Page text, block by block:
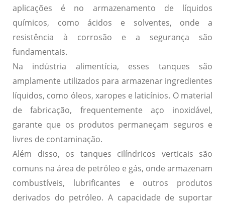
aplicações é no armazenamento de líquidos
químicos, como ácidos e solventes, onde a
resistência à corrosão e a segurança são
fundamentais.
Na indústria alimentícia, esses tanques são
amplamente utilizados para armazenar ingredientes
líquidos, como óleos, xaropes e laticínios. O material
de fabricação, frequentemente aço inoxidável,
garante que os produtos permaneçam seguros e
livres de contaminação.
Além disso, os tanques cilíndricos verticais são
comuns na área de petróleo e gás, onde armazenam
combustíveis, lubrificantes e outros produtos
derivados do petróleo. A capacidade de suportar